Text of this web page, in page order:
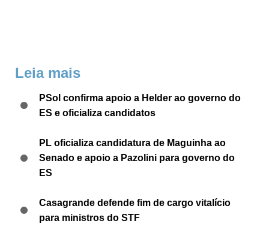
Leia mais
PSol confirma apoio a Helder ao governo do
ES e oficializa candidatos
PL oficializa candidatura de Maguinha ao
Senado e apoio a Pazolini para governo do
ES
Casagrande defende fim de cargo vitalício
para ministros do STF